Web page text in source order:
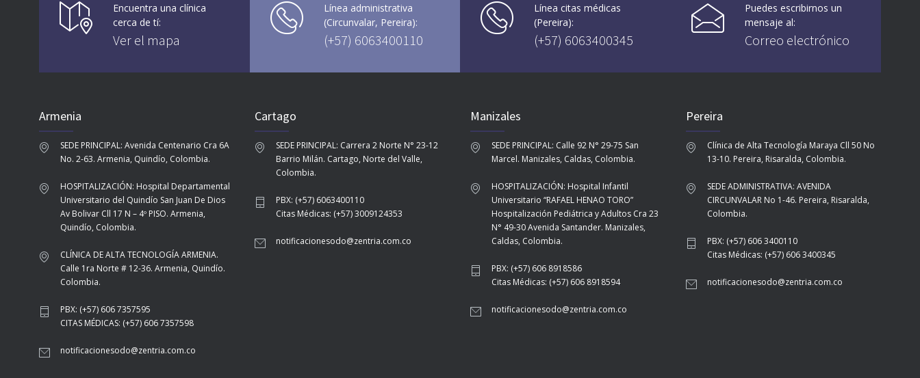
21 AGOSTO, 2021
Encuentra una clínica
cerca de tí:
Ver el mapa
Línea administrativa
(Circunvalar, Pereira):
(+57) 6063400110
Línea citas médicas
(Pereira):
(+57) 6063400345
Puedes escribirnos un
mensaje al:
Correo electrónico
Armenia
SEDE PRINCIPAL: Avenida Centenario Cra 6A
No. 2-63. Armenia, Quindío, Colombia.
HOSPITALIZACIÓN: Hospital Departamental
Universitario del Quindío San Juan De Dios
Av Bolivar Cll 17 N – 4º PISO. Armenia,
Quindío, Colombia.
CLÍNICA DE ALTA TECNOLOGÍA ARMENIA.
Calle 1ra Norte # 12-36. Armenia, Quindío.
Colombia.
PBX: (+57) 606 7357595
CITAS MÉDICAS: (+57) 606 7357598
notificacionesodo@zentria.com.co
Cartago
SEDE PRINCIPAL: Carrera 2 Norte N° 23-12
Barrio Milán. Cartago, Norte del Valle,
Colombia.
PBX: (+57) 6063400110
Citas Médicas: (+57) 3009124353
notificacionesodo@zentria.com.co
Manizales
SEDE PRINCIPAL: Calle 92 N° 29-75 San
Marcel. Manizales, Caldas, Colombia.
HOSPITALIZACIÓN: Hospital Infantil
Universitario “RAFAEL HENAO TORO”
Hospitalización Pediátrica y Adultos Cra 23
N° 49-30 Avenida Santander. Manizales,
Caldas, Colombia.
PBX: (+57) 606 8918586
Citas Médicas: (+57) 606 8918594
notificacionesodo@zentria.com.co
Pereira
Clínica de Alta Tecnología Maraya Cll 50 No
13-10. Pereira, Risaralda, Colombia.
SEDE ADMINISTRATIVA: AVENIDA
CIRCUNVALAR No 1-46. Pereira, Risaralda,
Colombia.
PBX: (+57) 606 3400110
Citas Médicas: (+57) 606 3400345
notificacionesodo@zentria.com.co